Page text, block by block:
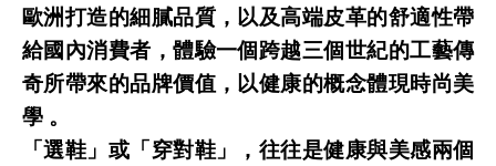
歐洲打造的細膩品質，以及高端皮革的舒適性帶
給國內消費者，體驗一個跨越三個世紀的工藝傳
奇所帶來的品牌價值，以健康的概念體現時尚美
學 。
「選鞋」或「穿對鞋」，往往是健康與美感兩個